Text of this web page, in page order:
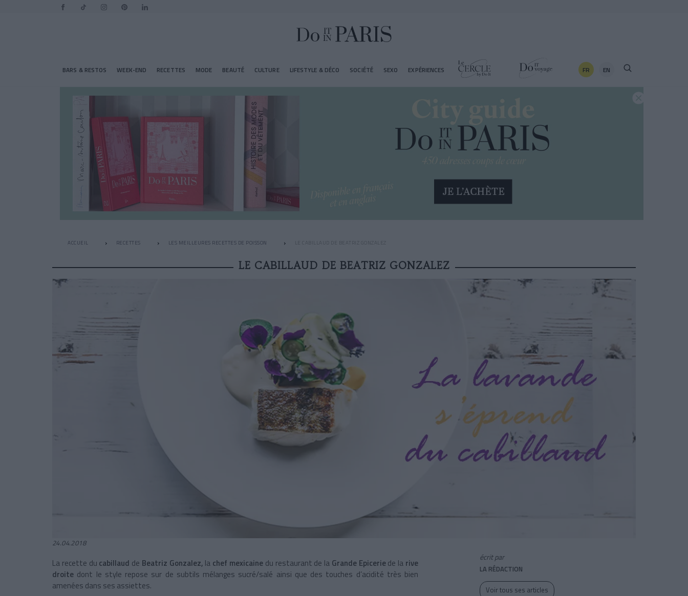
BARS & RESTOS WEEK-END RECETTES MODE BEAUTÉ CULTURE LIFESTYLE & DÉCO SOCIÉTÉ SEXO EXPÉRIENCES FR EN
ACCUEIL RECETTES LES MEILLEURES RECETTES DE POISSON LE CABILLAUD DE BEATRIZ GONZALEZ
LE CABILLAUD DE BEATRIZ GONZALEZ
24.04.2018
La recette du cabillaud de Beatriz Gonzalez, la chef mexicaine du restaurant de la Grande Epiceriede la rive
droite dont le style repose sur de subtils mélanges sucré/salé ainsi que des touches d’acidité très bien
amenées dans ses assiettes.
écrit par
LA RÉDACTION
Voir tous ses articles